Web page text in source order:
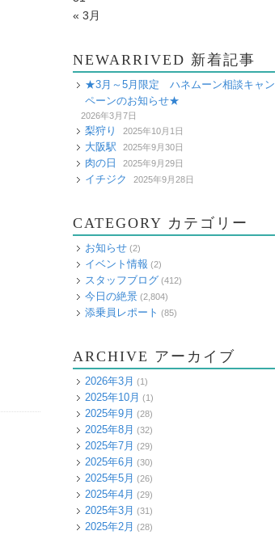
« 3月
NEWARRIVED 新着記事
★3月～5月限定 ハネムーン相談キャン
ペーンのお知らせ★
2026年3月7日
梨狩り 2025年10月1日
大阪駅 2025年9月30日
肉の日 2025年9月29日
イチジク 2025年9月28日
CATEGORY カテゴリー
お知らせ (2)
イベント情報 (2)
スタッフブログ (412)
今日の絶景 (2,804)
添乗員レポート (85)
ARCHIVE アーカイブ
2026年3月 (1)
2025年10月 (1)
2025年9月 (28)
2025年8月 (32)
2025年7月 (29)
2025年6月 (30)
2025年5月 (26)
2025年4月 (29)
2025年3月 (31)
2025年2月 (28)